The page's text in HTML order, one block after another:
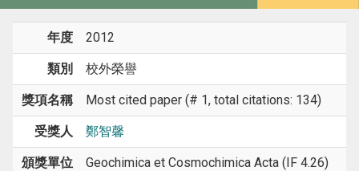
年度 2012
類別 校外榮譽
獎項名稱 Most cited paper (# 1, total citations: 134)
受獎人 鄭智馨
頒獎單位 Geochimica et Cosmochimica Acta (IF 4.26)